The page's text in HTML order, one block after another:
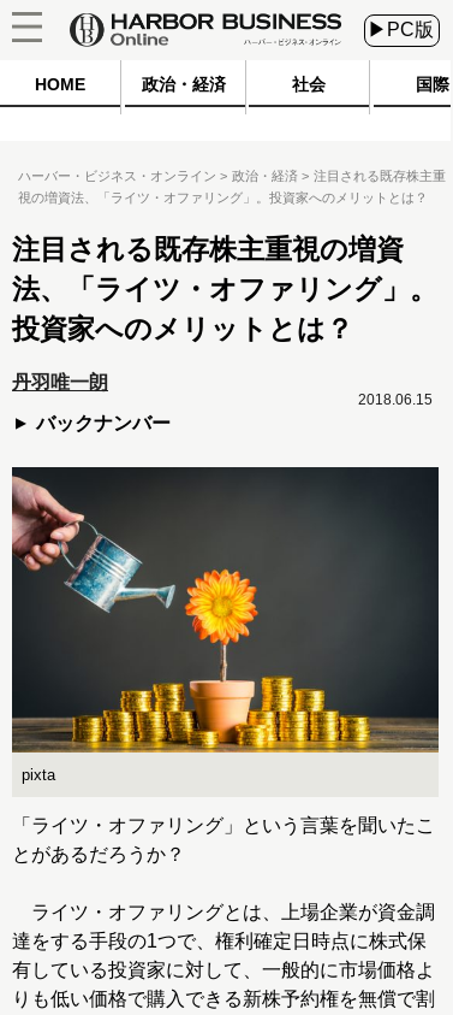
▶PC版
HOME 政治・経済 社会 国際
ハーバー・ビジネス・オンライン 政治・経済
注目される既存株主重
視の増資法、「ライツ・オファリング」。投資家へのメリットとは？
注目される既存株主重視の増資
法、「ライツ・オファリング」。
投資家へのメリットとは？
丹羽唯一朗
バックナンバー
2018.06.15
pixta
「ライツ・オファリング」という言葉を聞いたこ
とがあるだろうか？
ライツ・オファリングとは、上場企業が資金調
達をする手段の1つで、権利確定日時点に株式保
有している投資家に対して、一般的に市場価格よ
りも低い価格で購入できる新株予約権を無償で割